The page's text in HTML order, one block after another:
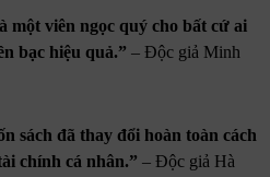
một viên ngọc quý cho bất cứ ai
bạc hiệu quả.” – Độc giả Minh
sách đã thay đổi hoàn toàn cách
chính cá nhân.” – Độc giả Hà